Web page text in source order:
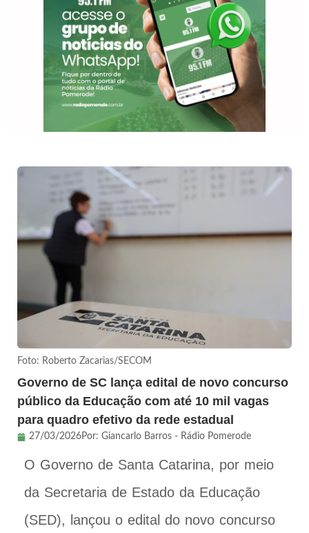
Foto: Roberto Zacarias/SECOM
Governo de SC lança edital de novo concurso
público da Educação com até 10 mil vagas
para quadro efetivo da rede estadual
27/03/2026Por: Giancarlo Barros - Rádio Pomerode
O Governo de Santa Catarina, por meio
da Secretaria de Estado da Educação
(SED), lançou o edital do novo concurso